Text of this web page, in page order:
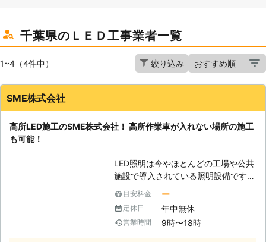
千葉県のＬＥＤ工事業者一覧
1~4（4件中） 絞り込み
SME株式会社
高所LED施工のSME株式会社！ 高所作業車が入れない場所の施工
も可能！
LED照明は今やほとんどの工場や公共
施設で導入されている照明設備です。
LED照明は光源寿命が各メーカー
40,000時間以上であり、従来の電球
や蛍光灯と比べて消費電力が少ないこ
とから高い節電効果が特徴です。 し
目安料金 ー
定休日 年中無休
営業時間 9時〜18時